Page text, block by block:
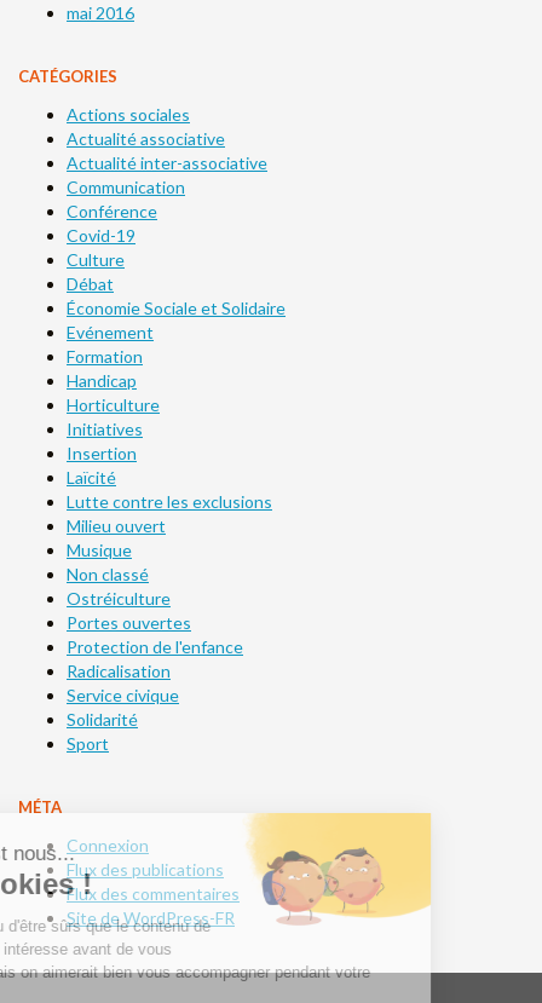
mai 2016
CATÉGORIES
Actions sociales
Actualité associative
Actualité inter-associative
Communication
Conférence
Covid-19
Culture
Débat
Économie Sociale et Solidaire
Evénement
Formation
Handicap
Horticulture
Initiatives
Insertion
Laïcité
Lutte contre les exclusions
Milieu ouvert
Musique
Non classé
Ostréiculture
Portes ouvertes
Protection de l'enfance
Radicalisation
Service civique
Solidarité
Sport
MÉTA
Connexion
Flux des publications
Flux des commentaires
Site de WordPress-FR